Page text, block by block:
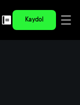
Kaydol